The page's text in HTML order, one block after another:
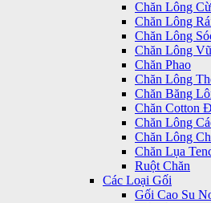
Chăn Lông
Chăn Lông
Chăn Lông
Chăn Lông Vũ
Chăn Phao
Chăn Lông
Chăn Băng
Chăn Cotton
Chăn Lông
Chăn Lông
Chăn Lụa
Ruột Chăn
Các Loại Gối
Gối Cao Su